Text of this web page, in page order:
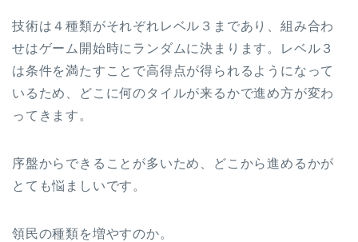
技術は４種類がそれぞれレベル３まであり、組み合わ
せはゲーム開始時にランダムに決まります。レベル３
は条件を満たすことで高得点が得られるようになって
いるため、どこに何のタイルが来るかで進め方が変わ
ってきます。
序盤からできることが多いため、どこから進めるかが
とても悩ましいです。
領民の種類を増やすのか。